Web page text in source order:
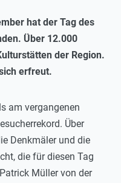
hat der Tag des
Über 12.000
der Region.
erfreut.
am vergangenen
Über
Denkmäler und die
die für diesen Tag
Müller von der